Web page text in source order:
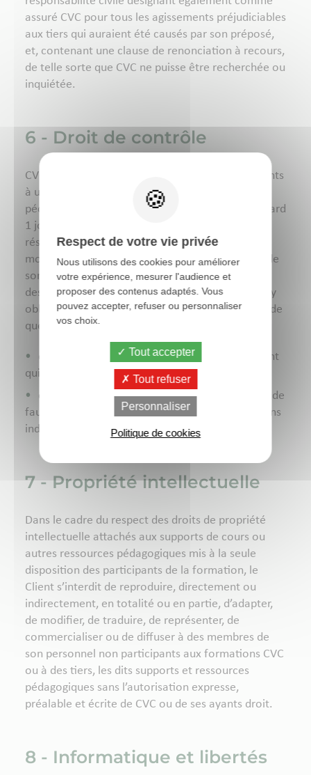
assuré CVC pour tous les agissements préjudiciables
aux tiers qui auraient été causés par son préposé,
et, contenant une clause de renonciation à recours,
de telle sorte que CVC ne puisse être recherchée ou
inquiétée.
6 - Droit de contrôle
CVC se réserve le droit, si le nombre de participants
à une formation est jugé insuffisant sur le plan
pédagogique, d’annuler cette formation au plus tard
1 jour calendaire avant la date prévue. CVC se
réserve le droit de reporter la formation, de
modifier le lieu de son déroulement, le contenu de
son programme ou de remplacer un animateur, si
des circonstances indépendantes de sa volonté l’y
obligent. CVC se réserve le droit, sans indemnité de
quelque nature que ce soit :
de refuser toute inscription ou accès à un Client
qui ne serait pas à jour de ses paiements
d’exclure tout participant qui aurait procédé à de
fausses déclarations lors de l’inscription et ce, sans
indemnité.
7 - Propriété intellectuelle
Dans le cadre du respect des droits de propriété
intellectuelle attachés aux supports de cours ou
autres ressources pédagogiques mis à la seule
disposition des participants de la formation, le
Client s’interdit de reproduire, directement ou
indirectement, en totalité ou en partie, d’adapter,
de modifier, de traduire, de représenter, de
commercialiser ou de diffuser à des membres de
son personnel non participants aux formations CVC
ou à des tiers, les dits supports et ressources
pédagogiques sans l’autorisation expresse,
préalable et écrite de CVC ou de ses ayants droit.
8 - Informatique et libertés
Respect de votre vie privée
Nous utilisons des cookies pour améliorer
votre expérience, mesurer l'audience et
proposer des contenus adaptés. Vous
pouvez accepter, refuser ou personnaliser
vos choix.
Tout accepter
Tout refuser
Personnaliser
Politique de cookies